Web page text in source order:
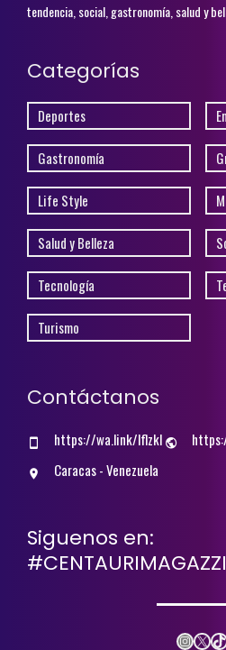
tendencia, social, gastronomía, salud y
Categorías
Deportes
Gastronomía
Life Style
Salud y Belleza
Tecnología
Turismo
Contáctanos
https://wa.link/lflzkl
Caracas - Venezuela
Siguenos en: